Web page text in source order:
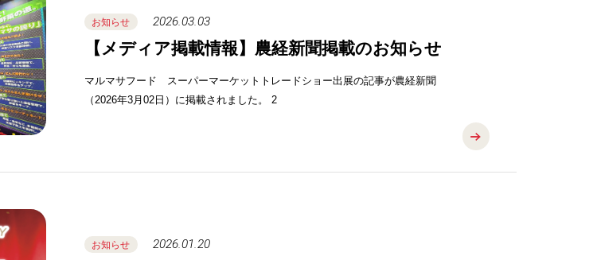
お知らせ 2026.03.03
【メディア掲載情報】農経新聞掲載のお知らせ
マルマサフード スーパーマーケットトレードショー出展の記事が農経新聞
（2026年3月02日）に掲載されました。 2
お知らせ 2026.01.20